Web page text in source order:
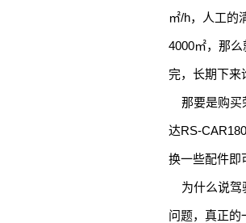
㎡/h，人工的
4000㎡，那
完，长期下来
那要是购买
达RS-
换一些配件即
为什么说驾
问题，真正的